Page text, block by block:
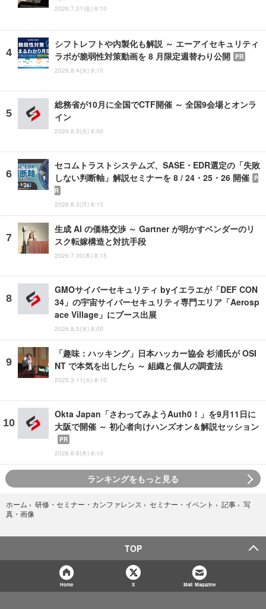
2026.7.31(金) 8:10
シフトレフトや内製化も解説 ～ エーアイセキュリティ
ラボが脆弱性対策動画を 8 月限定週替わり公開 PR
2026.8.4(火) 8:10
総務省が10月に全国でCTF開催 ～ 全国9会場とオンラ
イン
2026.8.5(水) 8:00
セコムトラストシステムズ、SASE・EDR選定の「失敗
しない判断軸」解説セミナーを 8 / 24・25・26 開催 P
R
2026.8.3(月) 8:10
生成 AI の価格交渉 ～ Gartner が明かすベンダーのリ
スク転嫁構造と対抗手段
2026.7.30(木) 8:15
GMOサイバーセキュリティ byイエラエが「DEF CON
34」の宇宙サイバーセキュリティ専門エリア「Aerosp
ace Village」にブース出展
2026.8.5(水) 8:00
「趣味：ハッキング」日本ハッカー協会 杉浦氏が OSI
NT で本気を出したら ～ 組織と個人の調査法
2025.3.11(火) 8:10
Okta Japan「さわってみようAuth0！」を9月11日に
大阪で開催 ～ 初心者向けハンズオン＆解説セッション
PR
2026.8.6(木) 8:10
ランキングをもっと見る
ホーム › 研修・セミナー・カンファレンス › セミナー・イベント › 記事 › 写
真・画像
TOP
Home X Mail Magazine